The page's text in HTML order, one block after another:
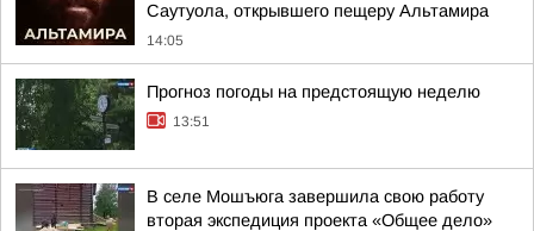
Саутуола, открывшего пещеру Альтамира
14:05
Прогноз погоды на предстоящую неделю
13:51
В селе Мошъюга завершила свою работу
вторая экспедиция проекта «Общее дело»